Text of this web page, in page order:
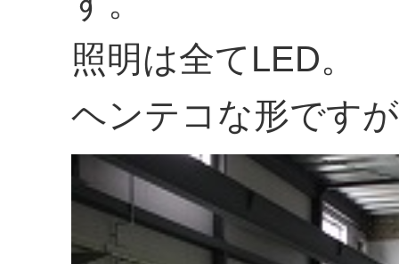
照明は全てLED。
ヘンテコな形です